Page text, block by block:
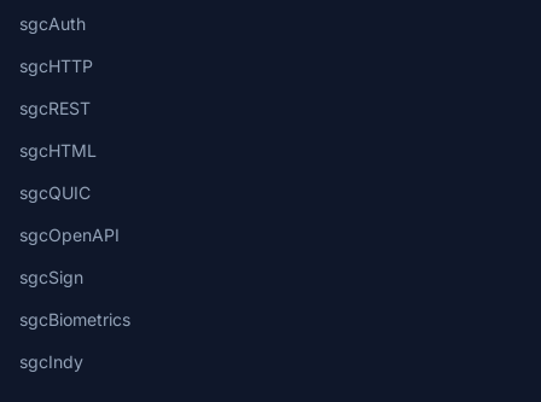
sgcAuth
sgcHTTP
sgcREST
sgcHTML
sgcQUIC
sgcOpenAPI
sgcSign
sgcBiometrics
sgcIndy